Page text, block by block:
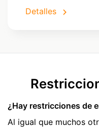
Detalles
¿Hay restricciones de
Al igual que muchos